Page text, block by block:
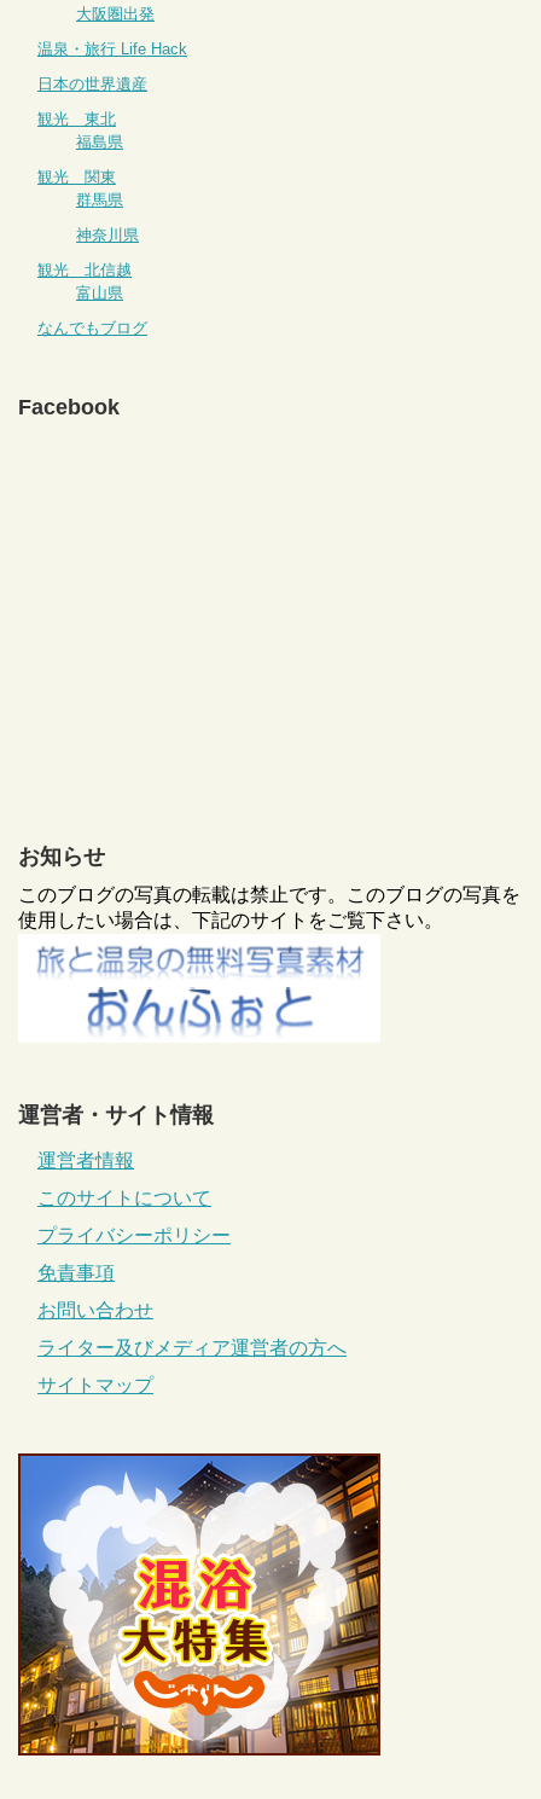
大阪圏出発
温泉・旅行 Life Hack
日本の世界遺産
観光 東北
福島県
観光 関東
群馬県
神奈川県
観光 北信越
富山県
なんでもブログ
Facebook
お知らせ
このブログの写真の転載は禁止です。このブログの写真を
使用したい場合は、下記のサイトをご覧下さい。
運営者・サイト情報
運営者情報
このサイトについて
プライバシーポリシー
免責事項
お問い合わせ
ライター及びメディア運営者の方へ
サイトマップ